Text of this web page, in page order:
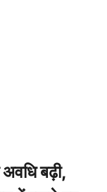
बढ़ी,